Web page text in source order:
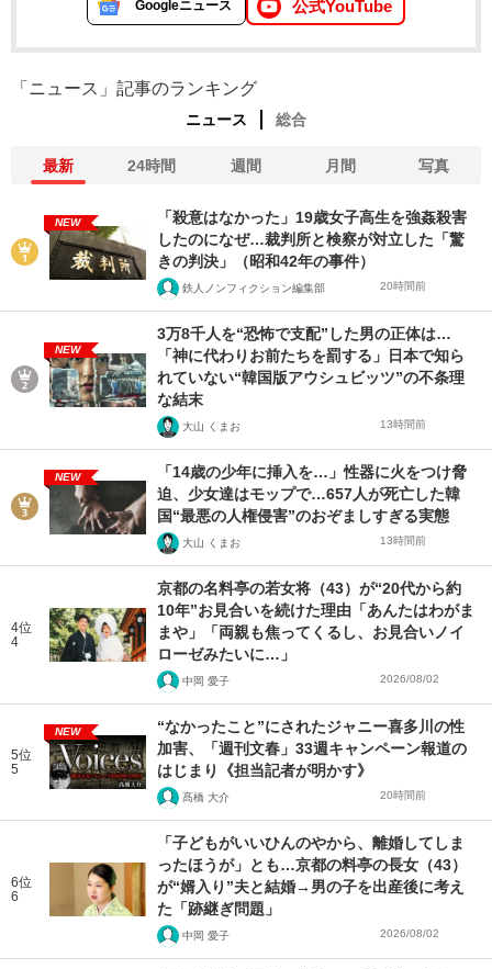
Googleニュース 公式YouTube
「ニュース」記事のランキング
ニュース 総合
最新 24時間 週間 月間 写真
NEW
「殺意はなかった」19歳女子高生を強姦殺害
したのになぜ…裁判所と検察が対立した「驚
きの判決」（昭和42年の事件）
鉄人ノンフィクション編集部 20時間前
NEW
3万8千人を“恐怖で支配”した男の正体は…
「神に代わりお前たちを罰する」日本で知ら
れていない“韓国版アウシュビッツ”の不条理
な結末
大山 くまお 13時間前
NEW
「14歳の少年に挿入を…」性器に火をつけ脅
迫、少女達はモップで…657人が死亡した韓
国“最悪の人権侵害”のおぞましすぎる実態
大山 くまお 13時間前
4位
4
京都の名料亭の若女将（43）が“20代から約
10年”お見合いを続けた理由「あんたはわがま
まや」「両親も焦ってくるし、お見合いノイ
ローゼみたいに…」
中岡 愛子 2026/08/02
5位
5
NEW
“なかったこと”にされたジャニー喜多川の性
加害、「週刊文春」33週キャンペーン報道の
はじまり《担当記者が明かす》
髙橋 大介 20時間前
6位
6
「子どもがいいひんのやから、離婚してしま
ったほうが」とも…京都の料亭の長女（43）
が“婿入り”夫と結婚→男の子を出産後に考え
た「跡継ぎ問題」
中岡 愛子 2026/08/02